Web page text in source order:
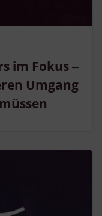
im Fokus ‒
Umgang